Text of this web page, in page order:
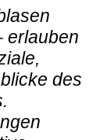
erlauben
des